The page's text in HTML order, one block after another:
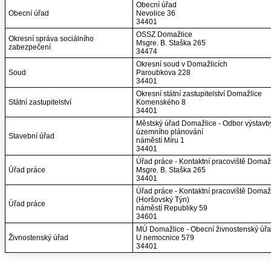
Obecní úřad
Obecní úřad
Nevolice 36
34401
Okresní správa sociálního
zabezpečení
OSSZ Domažlice
Msgre. B. Staška 265
34474
Soud
Okresní soud v Domažlicích
Paroubkova 228
34401
Státní zastupitelství
Okresní státní zastupitelství Domažlice
Komenského 8
34401
Stavební úřad
Městský úřad Domažlice - Odbor
územního plánování
náměstí Míru 1
34401
Úřad práce
Úřad práce - Kontaktní pracoviště
Msgre. B. Staška 265
34401
Úřad práce
Úřad práce - Kontaktní pracoviště
(Horšovský Týn)
náměstí Republiky 59
34601
Živnostenský úřad
MÚ Domažlice - Obecní živnostenský
U nemocnice 579
34401